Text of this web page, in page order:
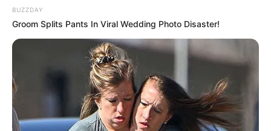
BUZZDAY
Groom Splits Pants In Viral Wedding Photo Disaster!